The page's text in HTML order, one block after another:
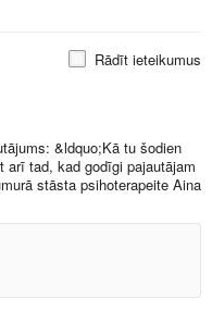
Rādīt ieteikumus
&ldquo;Kā tu šodien
tad, kad godīgi pajautājam
stāsta psihoterapeite Aina